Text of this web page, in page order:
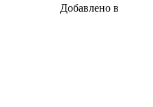
Добавлено в